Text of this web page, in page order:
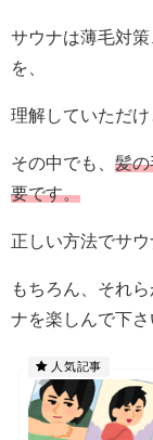
サウナは薄毛対
を、
理解していただけ
その中でも、 髪
要です。
正しい方法でサ
もちろん、それ
ナを楽しんで下さ